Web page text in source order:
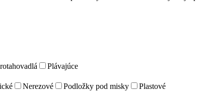
Plávajúce
Nerezové Podložky pod misky
Plastové